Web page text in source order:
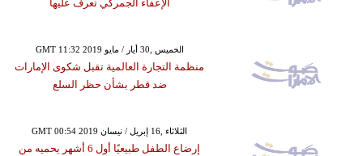
الإعفاء الجمركي تعرف عليها
GMT 11:32 2019 الخميس ,30 أيار / مايو
منظمة التجارة العالمية تقبل شكوى الإمارات
ضد قطر بشأن حظر السلع
GMT 00:54 2019 الثلاثاء ,16 إبريل / نيسان
إرضاع الطفل طبيعيًا أول 6 أشهر يحميه من